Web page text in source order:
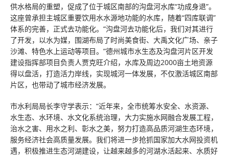
供水格局的重塑，促成了位于城区南部的沟盘河水库“功成身退”。
这座曾承担主城区重要饮用水水源地功能的水库，随着“四库联调”
体系的完善，正式去功能化。“沟盘河去功能化后，我们对其进行
了开发，以水为媒，围湖布局了时尚美食街、大禹文化广场、亲子
沙滩、特色水上运动等项目。”德州城市水生态及沟盘河片区开发
建设指挥部项目负责人贾克旺介绍，水库及周边2000亩土地资源
得以盘活，打造活力岸线，实现城河一体发展，不仅激活城区南部
片区，也带动了城市经济发展。
市水利局局长李守学表示：“近年来，全市统筹水安全、水资源、
水生态、水环境、水文化系统治理，大力实施水网融合发展工程，
治水之害、用水之利、彰水之美，努力打造高品质河湖生态环境，
服务经济社会高质量发展。我们将进一步抢抓国家加大水网投资机
遇，积极推进生态河湖建设，让越来越多的河湖水活起来、水质好